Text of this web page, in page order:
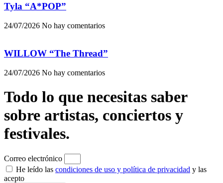
Tyla “A*POP”
24/07/2026 No hay comentarios
WILLOW “The Thread”
24/07/2026 No hay comentarios
Todo lo que necesitas saber
sobre artistas, conciertos y
festivales.
Correo electrónico
He leído las condiciones de uso y política de privacidad y las
acepto